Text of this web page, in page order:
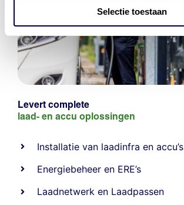
Selectie toestaan
Levert complete
laad- en accu oplossingen
Installatie van laadinfra en accu’s
Energiebeheer en ERE’s
Laadnetwerk en Laadpassen